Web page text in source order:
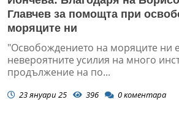
Главчев за помощта при
моряците ни
"Освобождението на моряците ни
невероятните усилия на много
продължение на по...
23 януари 25 396 0коментара